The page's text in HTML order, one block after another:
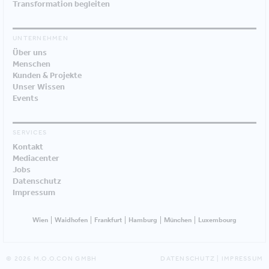
Transformation begleiten
UNTERNEHMEN
Über uns
Menschen
Kunden & Projekte
Unser Wissen
Events
SERVICES
Kontakt
Mediacenter
Jobs
Datenschutz
Impressum
Wien Waidhofen Frankfurt Hamburg München Luxembourg
© 2026 M.O.O.CON GMBH DATENSCHUTZ IMPRESSUM